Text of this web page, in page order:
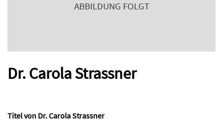
ABBILDUNG FOLGT
Dr. Carola Strassner
Titel von Dr. Carola Strassner